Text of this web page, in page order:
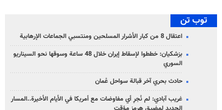
توب تن
اعتقال 8 من كبار الأشرار المسلحين ومنتسبي الجماعات الإرهابية
بزشكيان: خططوا لإسقاط إيران خلال 48 ساعة وسوقها نحو السيناريو
السوري
حادث بحري آخر قبالة سواحل عُمان
غريب آبادي: لم نُجرِ أي مفاوضات مع أمريكا في الأيام الأخيرة..المسار